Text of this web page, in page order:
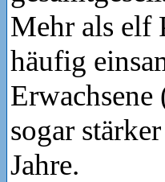
Mehr als elf
häufig
sogar
Jahre.